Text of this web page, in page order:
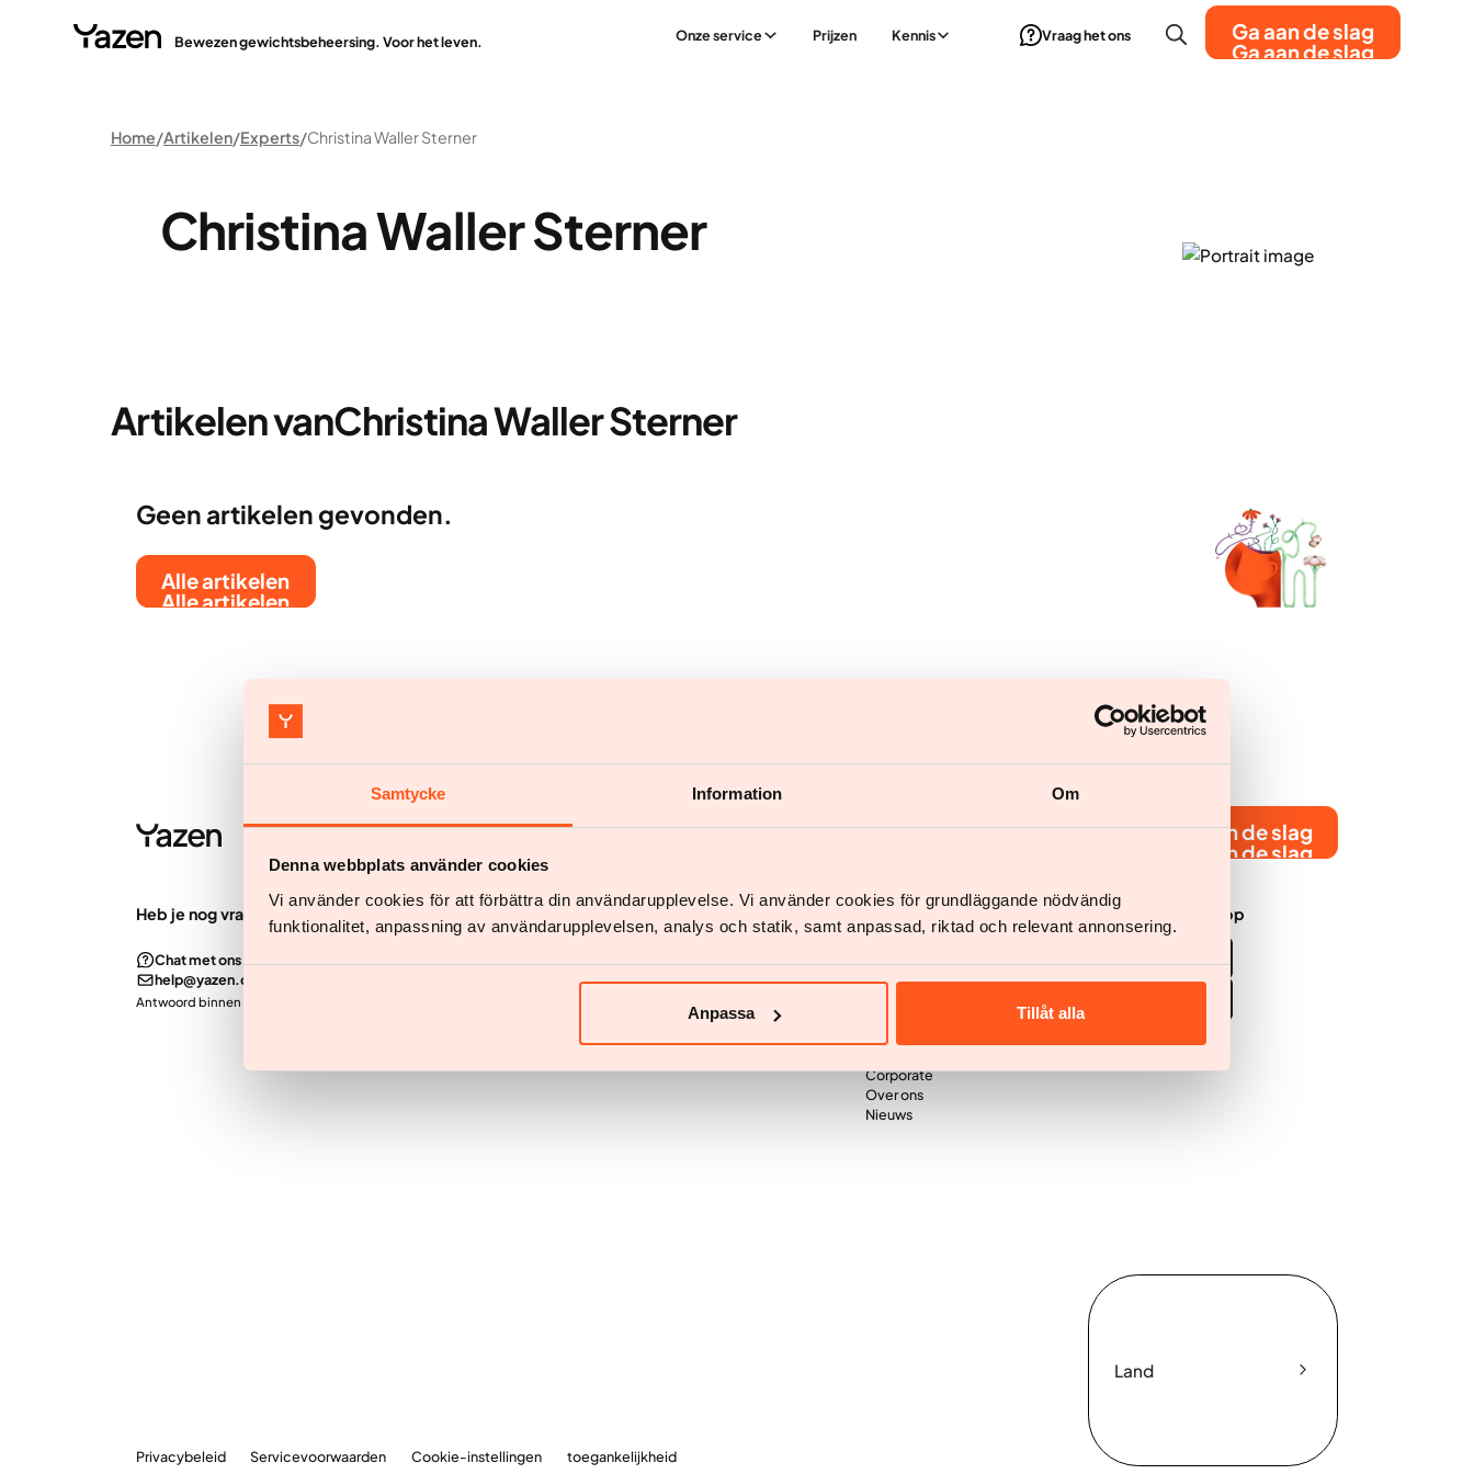
Samtycke Information Om
Denna webbplats använder cookies
Vi använder cookies för att förbättra din användarupplevelse. Vi använder cookies för grundläggande nödvändig
funktionalitet, anpassning av användarupplevelsen, analys och statik, samt anpassad, riktad och relevant annonsering.
Anpassa Tillåt alla
Bewezen gewichtsbeheersing. Voor het leven. Onze service Prijzen Kennis Vraag het ons
Ga aan de slag
Ga aan de slag
Home Artikelen Experts Christina Waller Sterner
Christina Waller Sterner
Artikelen vanChristina Waller Sterner
Geen artikelen gevonden.
Alle artikelen
Alle artikelen
Ga aan de slag
Ga aan de slag
Heb je nog vragen?
Chat met ons
help@yazen.com
Antwoord binnen 24 uur.
Vrouwen
Mannen
Nieuws en kennis
Kennis en inspiratie
Over Obesitas
Wetenschap en publicaties
Feedback
Pers
Werk met ons samen
Business
Corporate
Over ons
Nieuws
Download de app
Privacybeleid Servicevoorwaarden Cookie-instellingen toegankelijkheid
Land